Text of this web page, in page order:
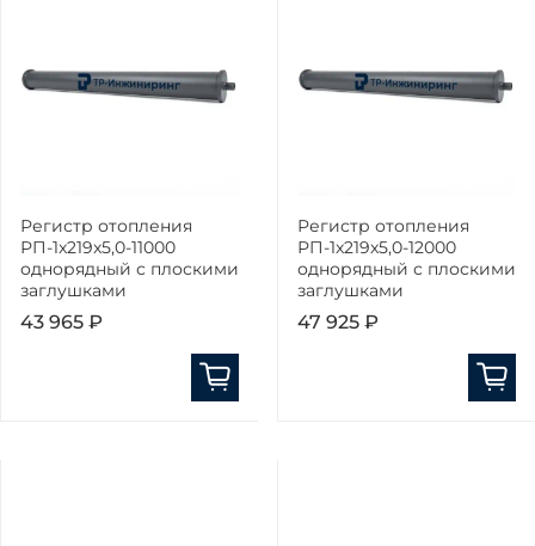
Регистр отопления
РП-1x219x5,0-11000
однорядный с плоскими
заглушками
43 965 ₽
Регистр отопления
РП-1x219x5,0-12000
однорядный с плоскими
заглушками
47 925 ₽